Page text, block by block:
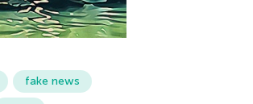
fake news